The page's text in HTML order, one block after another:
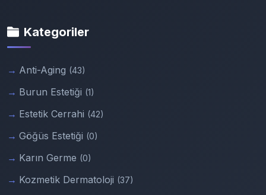
Kategoriler
Anti-Aging (43)
Burun Estetiği (1)
Estetik Cerrahi (42)
Göğüs Estetiği (0)
Karın Germe (0)
Kozmetik Dermatoloji (37)